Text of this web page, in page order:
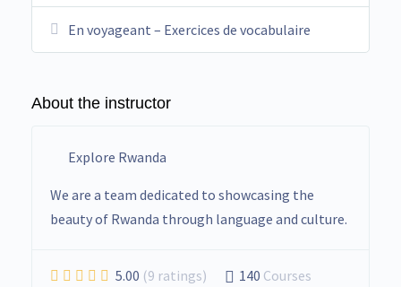
En voyageant – Exercices de vocabulaire
About the instructor
Explore Rwanda
We are a team dedicated to showcasing the
beauty of Rwanda through language and culture.
5.00 (9 ratings) 140 Courses